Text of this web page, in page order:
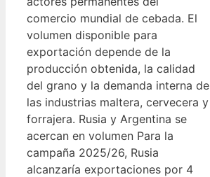
comercio mundial de cebada. El
volumen disponible para
exportación depende de la
producción obtenida, la calidad
del grano y la demanda interna de
las industrias maltera, cervecera y
forrajera. Rusia y Argentina se
acercan en volumen Para la
campaña 2025/26, Rusia
alcanzaría exportaciones por 4